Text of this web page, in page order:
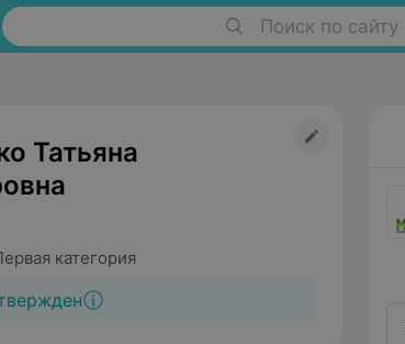
Поиск по сайту
Татьяна
категория